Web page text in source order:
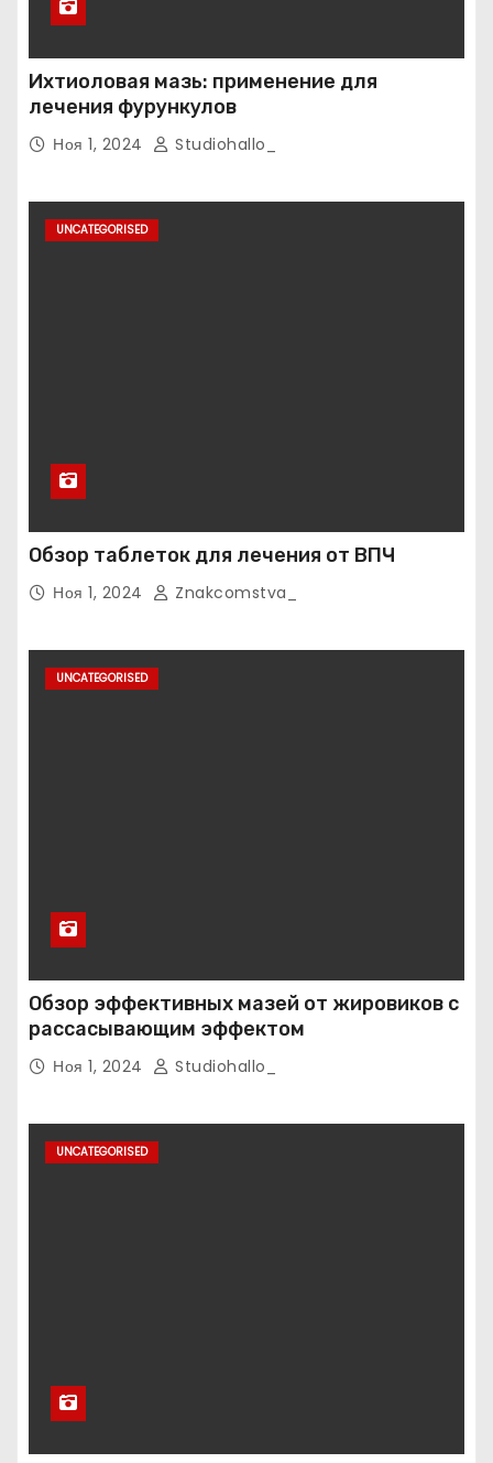
Ихтиоловая мазь: применение для
лечения фурункулов
Ноя 1, 2024 Studiohallo_
UNCATEGORISED
Обзор таблеток для лечения от ВПЧ
Ноя 1, 2024 Znakcomstva_
UNCATEGORISED
Обзор эффективных мазей от жировиков с
рассасывающим эффектом
Ноя 1, 2024 Studiohallo_
UNCATEGORISED